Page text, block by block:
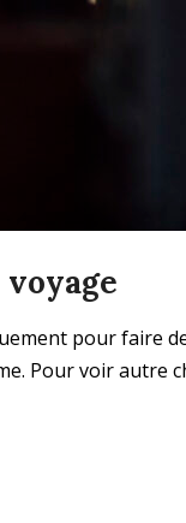
pour faire
Pour voir autre